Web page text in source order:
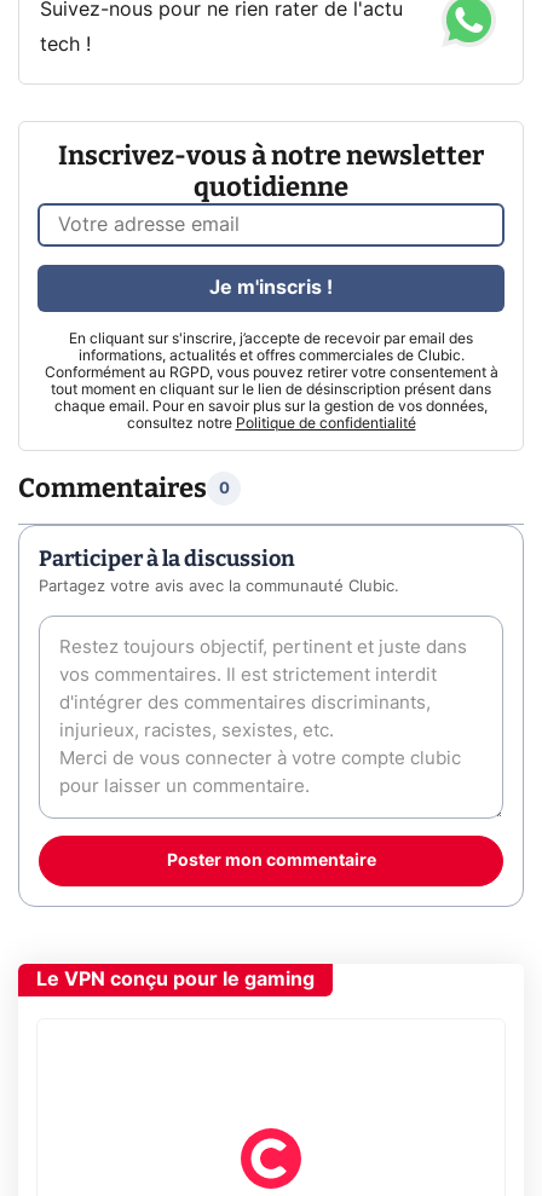
Suivez-nous pour ne rien rater de l'actu
tech !
Inscrivez-vous à notre newsletter
quotidienne
En cliquant sur s'inscrire, j’accepte de recevoir par email des
informations, actualités et offres commerciales de Clubic.
Conformément au RGPD, vous pouvez retirer votre consentement à
tout moment en cliquant sur le lien de désinscription présent dans
chaque email. Pour en savoir plus sur la gestion de vos données,
consultez notre Politique de confidentialité
Je m'inscris !
Commentaires 0
Participer à la discussion
Partagez votre avis avec la communauté Clubic.
Poster mon commentaire
Le VPN conçu pour le gaming